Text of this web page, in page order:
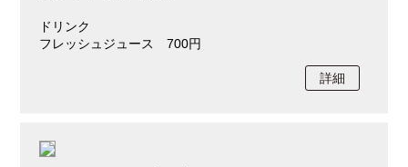
ドリンク
フレッシュジュース 700円
詳細